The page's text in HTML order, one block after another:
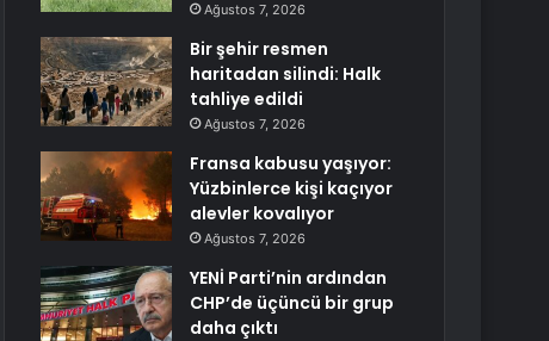
Ağustos 7, 2026
Bir şehir resmen
haritadan silindi: Halk
tahliye edildi
Ağustos 7, 2026
Fransa kabusu yaşıyor:
Yüzbinlerce kişi kaçıyor
alevler kovalıyor
Ağustos 7, 2026
YENİ Parti’nin ardından
CHP’de üçüncü bir grup
daha çıktı